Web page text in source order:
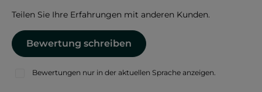
Teilen Sie Ihre Erfahrungen mit anderen Kunden.
Bewertung schreiben
Bewertungen nur in der aktuellen Sprache anzeigen.